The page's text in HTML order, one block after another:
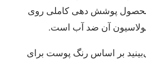
پوشش دهی کاملی روی
آن ضد آب است.
بر اساس رنگ پوست برای